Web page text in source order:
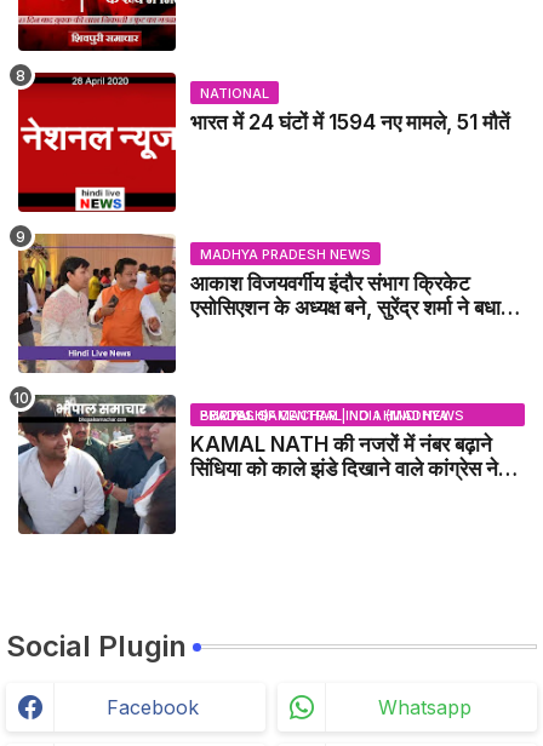
NATIONAL
भारत में 24 घंटों में 1594 नए मामले, 51 मौतें
MADHYA PRADESH NEWS
आकाश विजयवर्गीय इंदौर संभाग क्रिकेट
एसोसिएशन के अध्यक्ष बने, सुरेंद्र शर्मा ने बधाई
BHOPAL SAMACHAR | NO 1 HINDI NEWS PORTAL OF CENTRAL INDIA (MADHYA PRADESH)
KAMAL NATH की नजरों में नंबर बढ़ाने
सिंधिया को काले झंडे दिखाने वाले कांग्रेस नेता
Social Plugin
Facebook Whatsapp